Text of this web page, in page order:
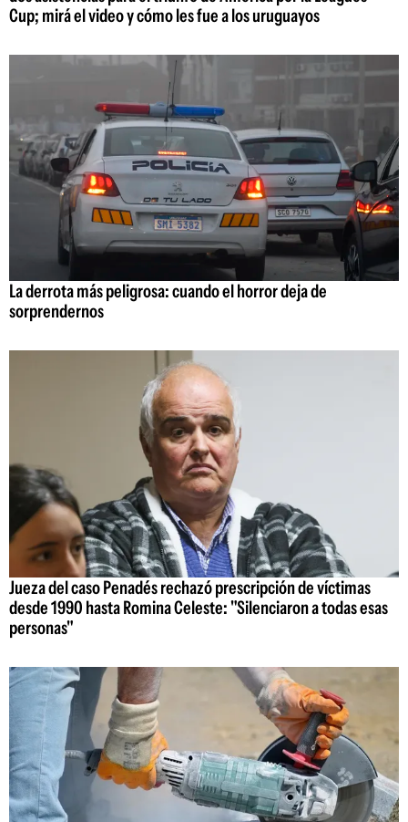
Cup; mirá el video y cómo les fue a los uruguayos
La derrota más peligrosa: cuando el horror deja de
sorprendernos
Jueza del caso Penadés rechazó prescripción de víctimas
desde 1990 hasta Romina Celeste: "Silenciaron a todas esas
personas"